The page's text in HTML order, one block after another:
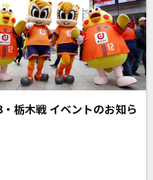
栃木戦 イベントのお知ら